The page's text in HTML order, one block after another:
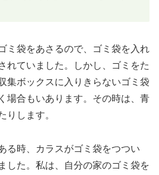
ミ袋をあさるので、ゴミ袋を入れ
れていました。しかし、ゴミをた
集ボックスに入りきらないゴミ袋
場合もいあります。その時は、青
りします。
る時、カラスがゴミ袋をつつい
した。私は、自分の家のゴミ袋を